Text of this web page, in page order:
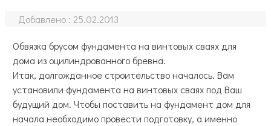
Добавлено : 25.02.2013
Обвязка брусом фундамента на винтовых сваях для
дома из оцилиндрованного бревна.
Итак, долгожданное строительство началось. Вам
установили фундамента на винтовых сваях под Ваш
будущий дом. Чтобы поставить на фундамент дом для
начала необходимо провести подготовку, а именно